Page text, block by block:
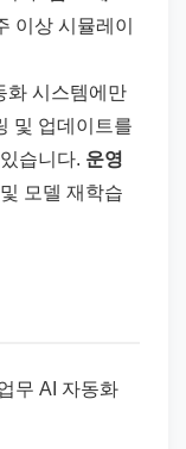
이상 시뮬레이
화 시스템에만
및 업데이트를
습니다. 운영
모델 재학습
무 AI 자동화